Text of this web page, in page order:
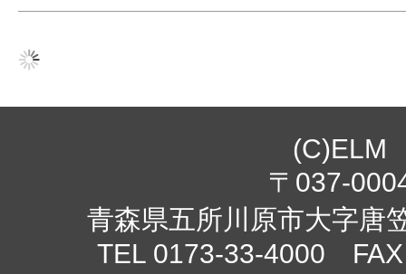
(C)ELM
〒037-
青森県五所川原市大字唐
TEL 0173-33-4000